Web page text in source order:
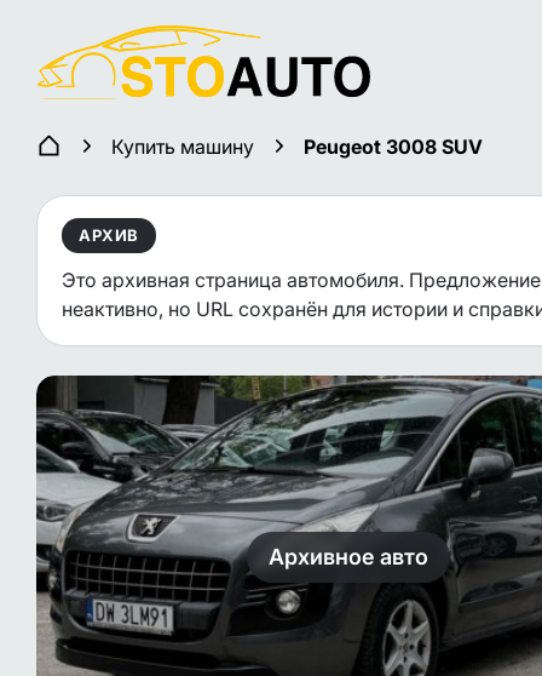
Купить машину Peugeot 3008 SUV
АРХИВ
Это архивная страница автомобиля. Предложение
неактивно, но URL сохранён для истории и
Архивное авто